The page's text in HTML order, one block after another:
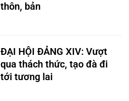
thôn, bản
ĐẠI HỘI ĐẢNG XIV: Vượt
qua thách thức, tạo đà đi
tới tương lai